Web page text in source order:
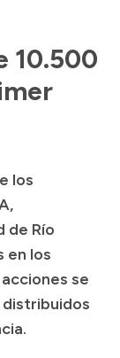
10.500
los
de Río
en los
se